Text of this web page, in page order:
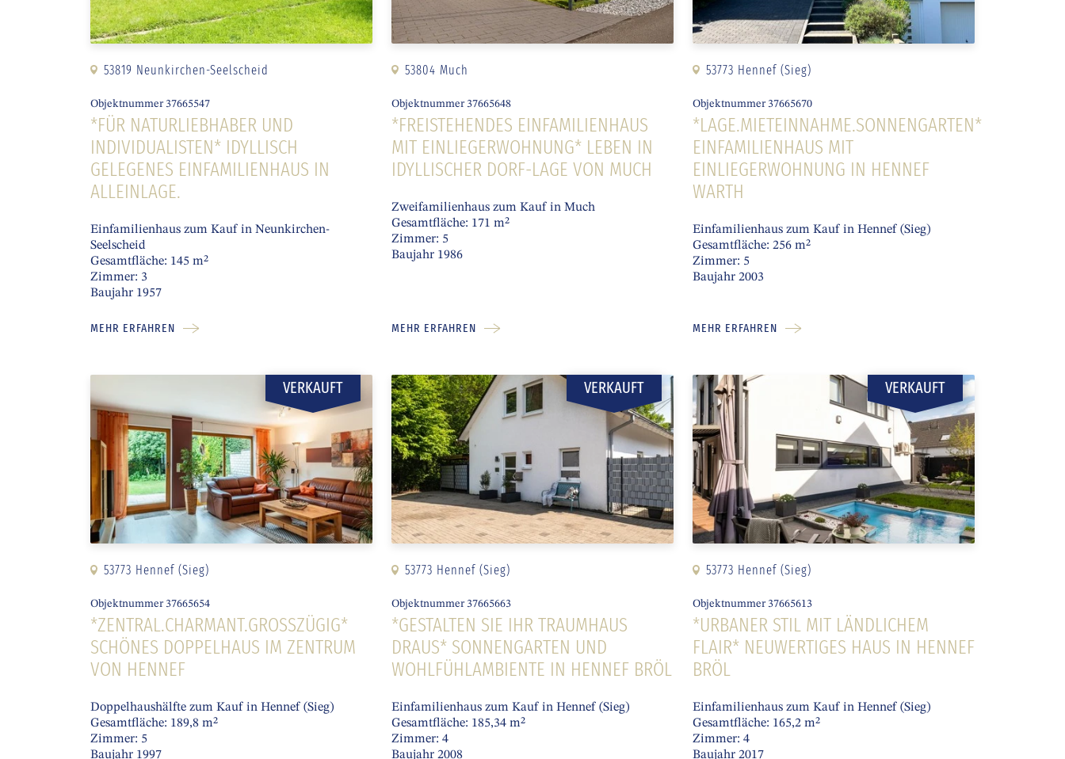
53819 Neunkirchen-Seelscheid
Objektnummer 37665547
*FÜR NATURLIEBHABER UND
INDIVIDUALISTEN* IDYLLISCH
GELEGENES EINFAMILIENHAUS IN
ALLEINLAGE.
Einfamilienhaus zum Kauf in Neunkirchen-
Seelscheid
Gesamtfläche: 145 m²
Zimmer: 3
Baujahr 1957
MEHR ERFAHREN
53804 Much
Objektnummer 37665648
*FREISTEHENDES EINFAMILIENHAUS
MIT EINLIEGERWOHNUNG* LEBEN IN
IDYLLISCHER DORF-LAGE VON MUCH
Zweifamilienhaus zum Kauf in Much
Gesamtfläche: 171 m²
Zimmer: 5
Baujahr 1986
MEHR ERFAHREN
53773 Hennef (Sieg)
Objektnummer 37665670
*LAGE.MIETEINNAHME.SONNENGARTEN*
EINFAMILIENHAUS MIT
EINLIEGERWOHNUNG IN HENNEF
WARTH
Einfamilienhaus zum Kauf in Hennef (Sieg)
Gesamtfläche: 256 m²
Zimmer: 5
Baujahr 2003
MEHR ERFAHREN
VERKAUFT
53773 Hennef (Sieg)
Objektnummer 37665654
*ZENTRAL.CHARMANT.GROSSZÜGIG* S
CHÖNES DOPPELHAUS IM ZENTRUM V
ON HENNEF
Doppelhaushälfte zum Kauf in Hennef (Sieg)
Gesamtfläche: 189,8 m²
Zimmer: 5
Baujahr 1997
VERKAUFT
53773 Hennef (Sieg)
Objektnummer 37665663
*GESTALTEN SIE IHR TRAUMHAUS
DRAUS* SONNENGARTEN UND
WOHLFÜHLAMBIENTE IN HENNEF BRÖL
Einfamilienhaus zum Kauf in Hennef (Sieg)
Gesamtfläche: 185,34 m²
Zimmer: 4
Baujahr 2008
VERKAUFT
53773 Hennef (Sieg)
Objektnummer 37665613
*URBANER STIL MIT LÄNDLICHEM
FLAIR* NEUWERTIGES HAUS IN HENNEF
BRÖL
Einfamilienhaus zum Kauf in Hennef (Sieg)
Gesamtfläche: 165,2 m²
Zimmer: 4
Baujahr 2017